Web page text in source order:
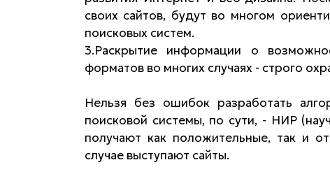
своих сайтов, будут во многом
поисковых систем.
3.Раскрытие информации о
форматов во многих случаях - строго
Нельзя без ошибок разработать
поисковой системы, по сути, - НИР
получают как положительные, так и
случае выступают сайты.